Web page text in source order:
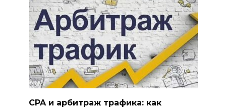
CPA и арбитраж трафика: как